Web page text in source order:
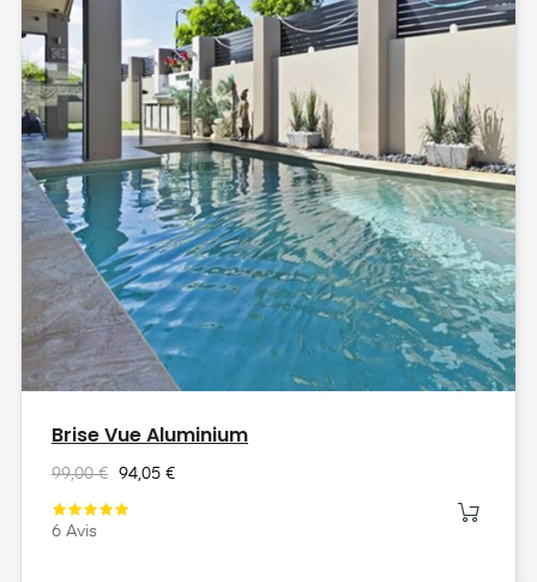
Brise Vue Aluminium
99,00 € 94,05 €
6 Avis